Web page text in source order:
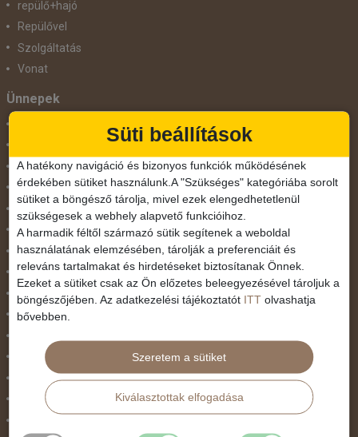
repülő+hajó
Repülővel
Szolgáltatás
Vonat
Ünnepek
Karácsonyi utazás
Karnevál
Két ünnep között
Május 1.
Március 15.
Mikulás
Nőnap
November 1.
Pünkösdi utazás
Szilveszter
Tavaszi szünet
Süti beállítások
A hatékony navigáció és bizonyos funkciók működésének
érdekében sütiket használunk.A "Szükséges" kategóriába sorolt
sütiket a böngésző tárolja, mivel ezek elengedhetetlenül
szükségesek a webhely alapvető funkcióihoz.
A harmadik féltől származó sütik segítenek a weboldal
használatának elemzésében, tárolják a preferenciáit és
releváns tartalmakat és hirdetéseket biztosítanak Önnek.
Ezeket a sütiket csak az Ön előzetes beleegyezésével tároljuk a
böngészőjében. Az adatkezelési tájékoztatót ITT olvashatja
bővebben.
Szeretem a sütiket
Kiválasztottak elfogadása